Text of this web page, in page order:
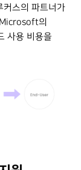
스의 파트너가
의
사용 비용을